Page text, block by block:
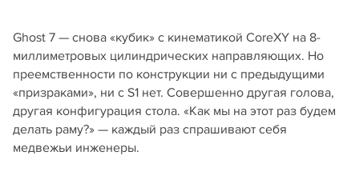
Ghost 7 — снова «кубик» с кинематикой CoreXY на 8-
миллиметровых цилиндрических направляющих. Но
преемственности по конструкции ни с предыдущими
«призраками», ни с S1 нет. Совершенно другая голова,
другая конфигурация стола. «Как мы на этот раз будем
делать раму?» — каждый раз спрашивают себя
медвежьи инженеры.